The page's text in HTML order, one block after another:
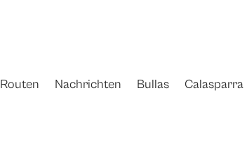
Routen Nachrichten Bullas Calasparra